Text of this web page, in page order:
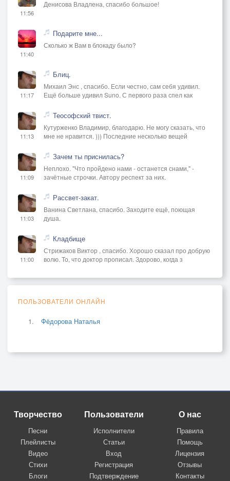
11:56
Денисова Владлена, спасибо большое!
11:40
Подарите мне...
Сколько ж Вам в блокаду было?
11:17
Блиц.
Михаил Энс , спасибо. Если честно, сам себя удивил.
Ещё больше удивил Suno. С первого раза спел как
11:13
Теософский твист.
Кутурженко Владимир, благодарю. Не могу сказать, что
мне не нравится. ))) Последние несколько вещей
11:09
Зачем ты приснилась?
Неплохо. "Что пройдено нами - останется снами," -
зачётные строчки. Автору респект за них.
11:03
Рассвет-закат.
Ванина Светлана, спасибо. Заходите ещё, поющая
душа.
11:00
Кладбище
Стрижаков Виктор , спасибо. Хорошо сказал про добрую
волю. То, что доктор прописал. Здорово, когда з
ПОЛЬЗОВАТЕЛИ ОНЛАЙН
Фёдорова Наталья
Творчество
Песни
Плейлисты
Видео
Стихи
Блоги
Пользователи
Исполнители
Статьи
Вход
Регистрация
Подтверждение
О нас
Правила
Помощь
Лицензия
Отзывы
Контакты